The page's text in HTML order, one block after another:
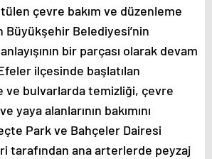
çevre bakım ve düzenleme
Büyükşehir Belediyesi’nin
bir parçası olarak devam
ilçesinde başlatılan
ve bulvarlarda temizliği, çevre
yaya alanlarının bakımını
Park ve Bahçeler Dairesi
tarafından ana arterlerde peyzaj